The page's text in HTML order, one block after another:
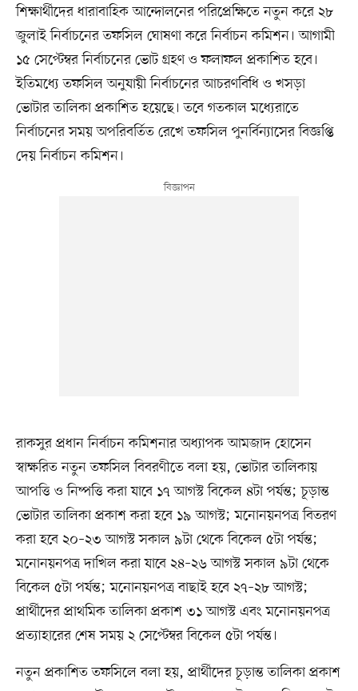
শিক্ষার্থীদের ধারাবাহিক আন্দোলনের পরিপ্রেক্ষিতে নতুন করে ২৮
জুলাই নির্বাচনের তফসিল ঘোষণা করে নির্বাচন কমিশন। আগামী
১৫ সেপ্টেম্বর নির্বাচনের ভোট গ্রহণ ও ফলাফল প্রকাশিত হবে।
ইতিমধ্যে তফসিল অনুযায়ী নির্বাচনের আচরণবিধি ও খসড়া
ভোটার তালিকা প্রকাশিত হয়েছে। তবে গতকাল মধ্যেরাতে
নির্বাচনের সময় অপরিবর্তিত রেখে তফসিল পুনর্বিন্যাসের বিজ্ঞপ্তি
দেয় নির্বাচন কমিশন।
রাকসুর প্রধান নির্বাচন কমিশনার অধ্যাপক আমজাদ হোসেন
স্বাক্ষরিত নতুন তফসিল বিবরণীতে বলা হয়, ভোটার তালিকায়
আপত্তি ও নিষ্পত্তি করা যাবে ১৭ আগস্ট বিকেল ৪টা পর্যন্ত; চূড়ান্ত
ভোটার তালিকা প্রকাশ করা হবে ১৯ আগস্ট; মনোনয়নপত্র বিতরণ
করা হবে ২০–২৩ আগস্ট সকাল ৯টা থেকে বিকেল ৫টা পর্যন্ত;
মনোনয়নপত্র দাখিল করা যাবে ২৪–২৬ আগস্ট সকাল ৯টা থেকে
বিকেল ৫টা পর্যন্ত; মনোনয়নপত্র বাছাই হবে ২৭–২৮ আগস্ট;
প্রার্থীদের প্রাথমিক তালিকা প্রকাশ ৩১ আগস্ট এবং মনোনয়নপত্র
প্রত্যাহারের শেষ সময় ২ সেপ্টেম্বর বিকেল ৫টা পর্যন্ত।
নতুন প্রকাশিত তফসিলে বলা হয়, প্রার্থীদের চূড়ান্ত তালিকা প্রকাশ